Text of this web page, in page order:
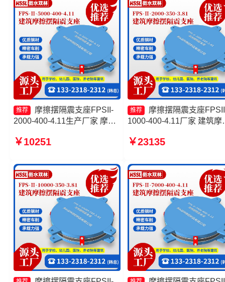
推荐
摩擦摆隔震支座FPSII-
2000-400-4.11生产厂家 摩擦
4.11源头工厂 摩擦复摆隔震支
源头工厂
￥10251
推荐
摩擦摆隔震支座
1000-400-4.11厂家 建筑摩
隔震支座FPSII-7000-400-
座源头工厂
￥23135